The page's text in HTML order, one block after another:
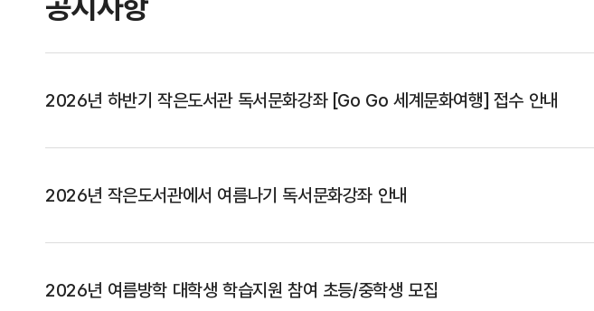
공지사항
2026년 하반기 작은도서관 독서문화강좌 [Go Go 세계문화여행] 접수 안내
2026년 작은도서관에서 여름나기 독서문화강좌 안내
2026년 여름방학 대학생 학습지원 참여 초등/중학생 모집